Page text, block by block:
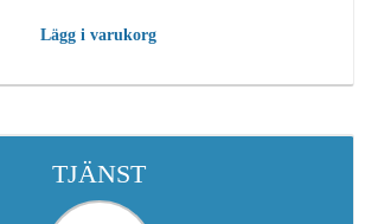
Lägg i varukorg
TJÄNST